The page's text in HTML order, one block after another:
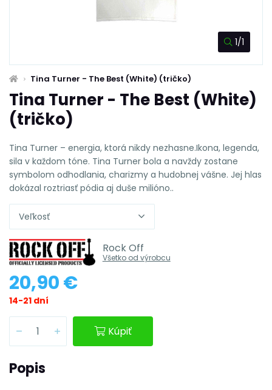
1/1
Tina Turner - The Best (White) (tričko)
Tina Turner - The Best (White)
(tričko)
Tina Turner – energia, ktorá nikdy nezhasne.Ikona, legenda,
sila v každom tóne. Tina Turner bola a navždy zostane
symbolom odhodlania, charizmy a hudobnej vášne. Jej hlas
dokázal roztriasť pódia aj duše milióno..
Veľkosť
Rock Off
Všetko od výrobcu
20,90 €
14-21 dní
Kúpiť
Popis